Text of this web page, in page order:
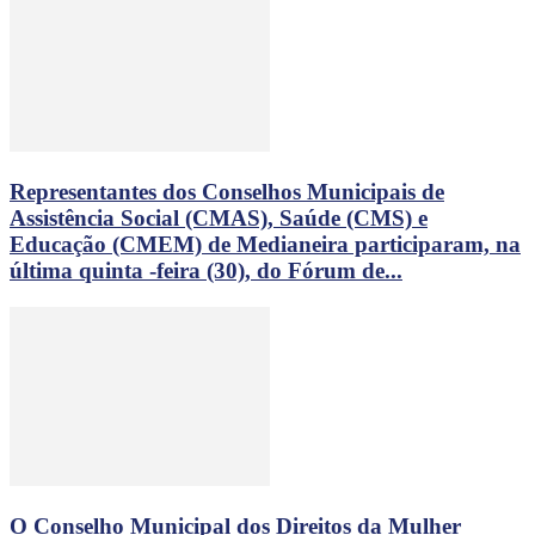
Representantes dos Conselhos Municipais de
Assistência Social (CMAS), Saúde (CMS) e
Educação (CMEM) de Medianeira participaram, na
última quinta -feira (30), do Fórum de...
O Conselho Municipal dos Direitos da Mulher